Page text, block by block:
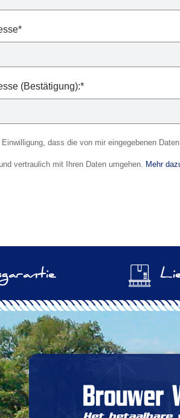
(Bestätigung):*
Einwilligung, dass die von mir eingegebenen
vertraulich mit Ihren Daten umgehen. Mehr